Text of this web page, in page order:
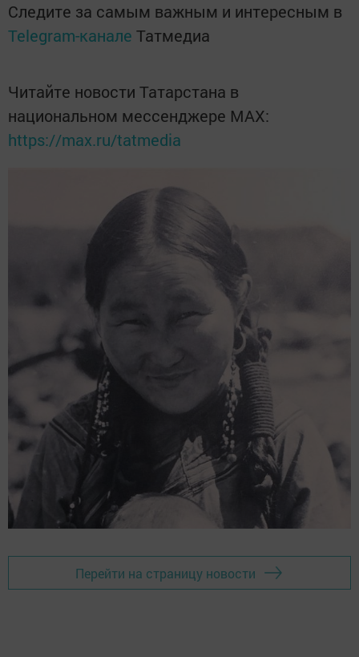
Следите за самым важным и интересным в
Telegram-канале Татмедиа
Читайте новости Татарстана в
национальном мессенджере MАХ:
https://max.ru/tatmedia
Перейти на страницу новости